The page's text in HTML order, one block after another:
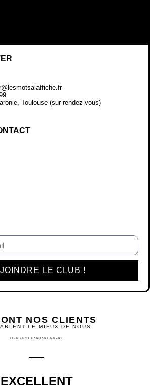
Toulouse (sur rendez-vous)
LE CLUB !
NOS CLIENTS
LE MIEUX DE NOUS
(ILS SONT FANTASTIQUES)
EXCELLENT